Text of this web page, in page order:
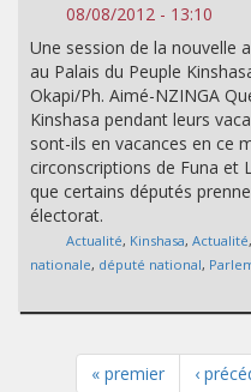
08/08/2012 - 13:10
Une session de la nouvelle
au Palais du Peuple
Okapi/Ph. Aimé-NZINGA
Kinshasa pendant leurs
sont-ils en vacances en ce
circonscriptions de Funa et
que certains députés
électorat.
Actualité, Kinshasa, Actualité,
nationale, député national,
« premier ‹